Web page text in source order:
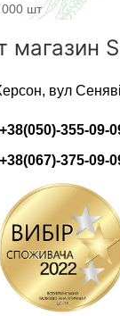
000 шт
магазин
вул
+38(050)-355-09-
+38(067)-375-09-